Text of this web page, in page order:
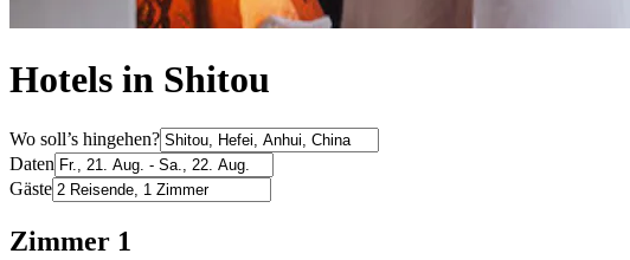
Hotels in Shitou
Wo soll’s hingehen?
Daten
Gäste
Zimmer 1